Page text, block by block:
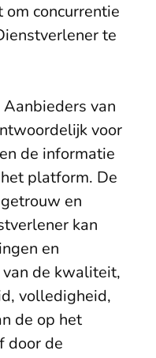
concurrentie
te
van
voor
de informatie
platform. De
en
kan
en
de kwaliteit,
volledigheid,
de op het
door de